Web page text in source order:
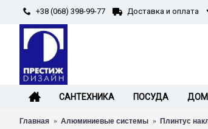
+38 (068) 398-99-77 Доставка и оплата
САНТЕХНИКА ПОСУДА
Главная Алюминиевые системы Плинтус